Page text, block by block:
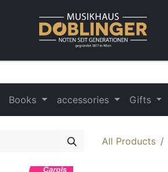
Books accessories Gifts
All Products